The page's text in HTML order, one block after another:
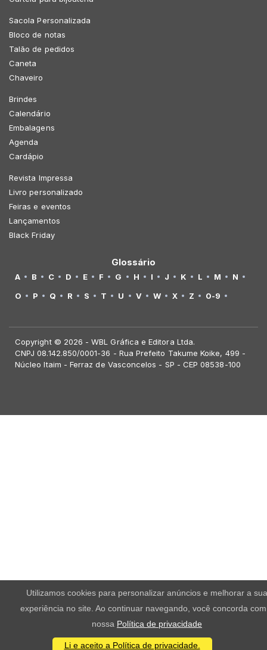
Sacola Personalizada
Bloco de notas
Talão de pedidos
Caneta
Chaveiro
Brindes
Calendário
Embalagens
Agenda
Cardápio
Revista Impressa
Livro personalizado
Feiras e eventos
Lançamentos
Black Friday
Glossário
A B C D E F G H I J K L M
N
O
P Q R S T U V W X Z 0-9
Copyright © 2026 - WBL Gráfica e Editora Ltda.
CNPJ 08.142.850/0001-36 - Rua Prefeito Takume Koike, 499 -
Núcleo Itaim - Ferraz de Vasconcelos - SP - CEP 08538-100
Utilizamos cookies para personalizar anúncios e melhorar a sua
experiência no site. Ao continuar navegando, você concorda
nossa Política de privacidade
Li e aceito a Política de privacidade.